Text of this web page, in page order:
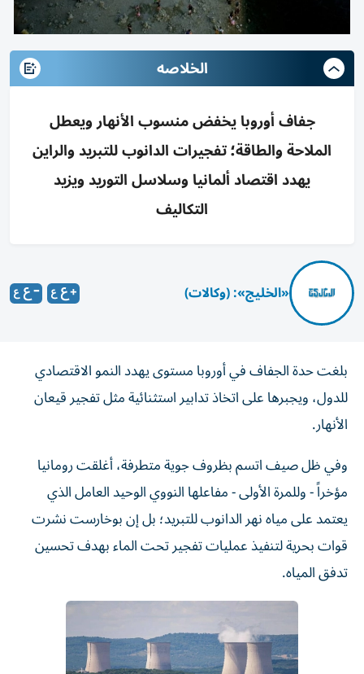
الخلاصه
جفاف أوروبا يخفض منسوب الأنهار ويعطل
الملاحة والطاقة؛ تفجيرات الدانوب للتبريد والراين
يهدد اقتصاد ألمانيا وسلاسل التوريد ويزيد
التكاليف
«الخليج»: (وكالات)
بلغت حدة الجفاف في أوروبا مستوى يهدد النمو الاقتصادي
للدول، ويجبرها على اتخاذ تدابير استثنائية مثل تفجير قيعان
الأنهار.
وفي ظل صيف اتسم بظروف جوية متطرفة، أغلقت رومانيا
مؤخراً - وللمرة الأولى - مفاعلها النووي الوحيد العامل الذي
يعتمد على مياه نهر الدانوب للتبريد؛ بل إن بوخارست نشرت
قوات بحرية لتنفيذ عمليات تفجير تحت الماء بهدف تحسين
تدفق المياه.